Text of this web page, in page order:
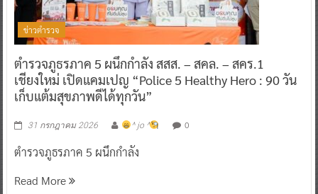
ข่าวตำรวจ
ตำรวจภูธรภาค 5 ผนึกกำลัง สสส. – สคล. – สคร.1
เชียงใหม่ เปิดแคมเปญ “Police 5 Healthy Hero : 90 วัน
เก็บแต้มสุขภาพดีได้ทุกวัน”
31 กรกฎาคม 2026 ^ jo ^ 0
ตำรวจภูธรภาค 5 ผนึกกำลัง
Read More